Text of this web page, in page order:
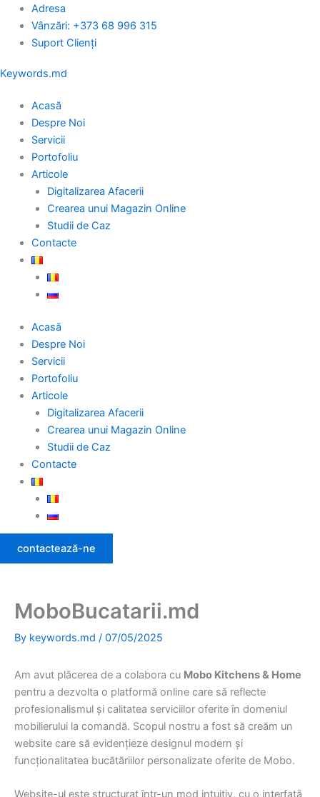
content
Adresa
Vânzări: +373 68 996 315
Suport Clienți
Keywords.md
Acasă
Despre Noi
Servicii
Portofoliu
Articole
Digitalizarea Afacerii
Crearea unui Magazin Online
Studii de Caz
Contacte
Acasă
Despre Noi
Servicii
Portofoliu
Articole
Digitalizarea Afacerii
Crearea unui Magazin Online
Studii de Caz
Contacte
contactează-ne
MoboBucatarii.md
By keywords.md / 07/05/2025
Am avut plăcerea de a colabora cu Mobo Kitchens & Home
pentru a dezvolta o platformă online care să reflecte
profesionalismul și calitatea serviciilor oferite în domeniul
mobilierului la comandă. Scopul nostru a fost să creăm un
website care să evidențieze designul modern și
funcționalitatea bucătăriilor personalizate oferite de Mobo.